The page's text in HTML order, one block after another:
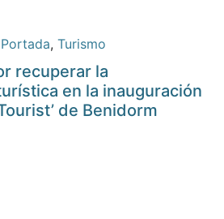
Portada, Turismo
recuperar la
en la inauguración
de Benidorm